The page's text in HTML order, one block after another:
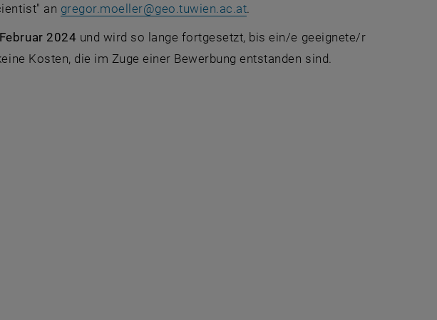
an gregor.moeller@geo.tuwien.ac.at.
2024 und wird so lange fortgesetzt, bis ein/e geeignete/r
Kosten, die im Zuge einer Bewerbung entstanden sind.